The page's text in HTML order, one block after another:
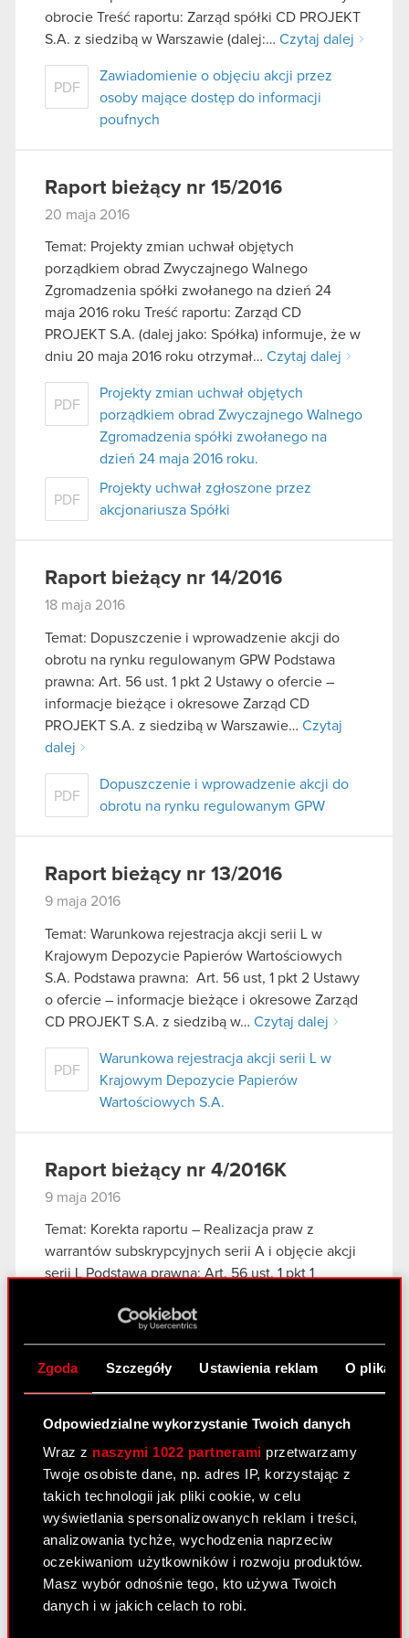
Zgoda Szczegóły Ustawienia reklam O
Odpowiedzialne wykorzystanie Twoich danych
Wraz z naszymi 1022 partnerami przetwarzamy
Twoje osobiste dane, np. adres IP, korzystając z
takich technologii jak pliki cookie, w celu
wyświetlania spersonalizowanych reklam i treści,
analizowania tychże, wychodzenia naprzeciw
oczekiwaniom użytkowników i rozwoju produktów.
Masz wybór odnośnie tego, kto używa Twoich
danych i w jakich celach to robi.
obrocie Treść raportu: Zarząd spółki CD PROJEKT
S.A. z siedzibą w Warszawie (dalej:… Czytaj dalej
PDF
Zawiadomienie o objęciu akcji przez
osoby mające dostęp do informacji
poufnych
Raport bieżący nr 15/2016
20 maja 2016
Temat: Projekty zmian uchwał objętych
porządkiem obrad Zwyczajnego Walnego
Zgromadzenia spółki zwołanego na dzień 24
maja 2016 roku Treść raportu: Zarząd CD
PROJEKT S.A. (dalej jako: Spółka) informuje, że w
dniu 20 maja 2016 roku otrzymał… Czytaj dalej
PDF
Projekty zmian uchwał objętych
porządkiem obrad Zwyczajnego Walnego
Zgromadzenia spółki zwołanego na
dzień 24 maja 2016 roku.
PDF
Projekty uchwał zgłoszone przez
akcjonariusza Spółki
Raport bieżący nr 14/2016
18 maja 2016
Temat: Dopuszczenie i wprowadzenie akcji do
obrotu na rynku regulowanym GPW Podstawa
prawna: Art. 56 ust. 1 pkt 2 Ustawy o ofercie –
informacje bieżące i okresowe Zarząd CD
PROJEKT S.A. z siedzibą w Warszawie… Czytaj
dalej
PDF
Dopuszczenie i wprowadzenie akcji do
obrotu na rynku regulowanym GPW
Raport bieżący nr 13/2016
9 maja 2016
Temat: Warunkowa rejestracja akcji serii L w
Krajowym Depozycie Papierów Wartościowych
S.A. Podstawa prawna: Art. 56 ust, 1 pkt 2 Ustawy
o ofercie – informacje bieżące i okresowe Zarząd
CD PROJEKT S.A. z siedzibą w… Czytaj dalej
PDF
Warunkowa rejestracja akcji serii L w
Krajowym Depozycie Papierów
Wartościowych S.A.
Raport bieżący nr 4/2016K
9 maja 2016
Temat: Korekta raportu – Realizacja praw z
warrantów subskrypcyjnych serii A i objęcie akcji
serii L Podstawa prawna: Art. 56 ust. 1 pkt 1
spółki pod firmą CD…Czytaj dalej
PDF
warrantów subskrypcyjnych serii A i
objęcie akcji serii L. - korekta
Raport bieżący nr 12/2016
4 maja 2016
Temat raportu: Wniosek o rozszerzenie porządku
obrad Zwyczajnego Walnego Zgromadzenia CD
PROJEKT S.A. zwołanego na dzień 24 maja 2016
roku oraz zgłoszenie kandydatury na członka
Rady Nadzorczej Spółki Podstawa prawna: Art. 56